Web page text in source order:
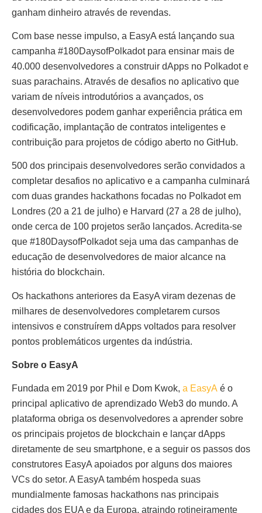
ganham dinheiro através de revendas.
Com base nesse impulso, a EasyA está lançando sua
campanha #180DaysofPolkadot para ensinar mais de
40.000 desenvolvedores a construir dApps no Polkadot e
suas parachains. Através de desafios no aplicativo que
variam de níveis introdutórios a avançados, os
desenvolvedores podem ganhar experiência prática em
codificação, implantação de contratos inteligentes e
contribuição para projetos de código aberto no GitHub.
500 dos principais desenvolvedores serão convidados a
completar desafios no aplicativo e a campanha culminará
com duas grandes hackathons focadas no Polkadot em
Londres (20 a 21 de julho) e Harvard (27 a 28 de julho),
onde cerca de 100 projetos serão lançados. Acredita-se
que #180DaysofPolkadot seja uma das campanhas de
educação de desenvolvedores de maior alcance na
história do blockchain.
Os hackathons anteriores da EasyA viram dezenas de
milhares de desenvolvedores completarem cursos
intensivos e construírem dApps voltados para resolver
pontos problemáticos urgentes da indústria.
Sobre o EasyA
Fundada em 2019 por Phil e Dom Kwok, a EasyA é o
principal aplicativo de aprendizado Web3 do mundo. A
plataforma obriga os desenvolvedores a aprender sobre
os principais projetos de blockchain e lançar dApps
diretamente de seu smartphone, e a seguir os passos dos
construtores EasyA apoiados por alguns dos maiores
VCs do setor. A EasyA também hospeda suas
mundialmente famosas hackathons nas principais
cidades dos EUA e da Europa, atraindo rotineiramente